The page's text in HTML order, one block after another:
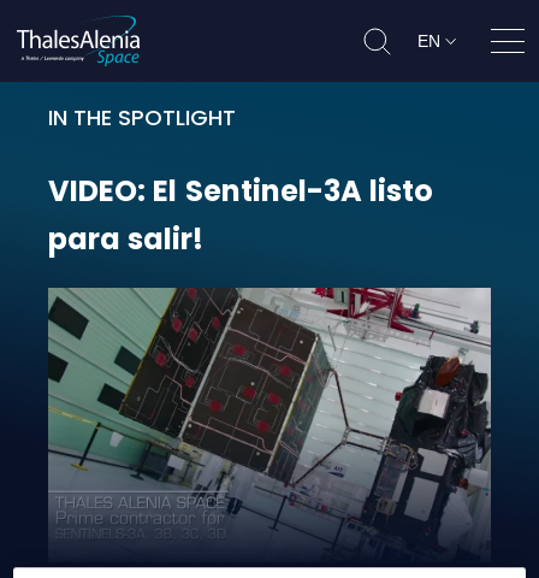
EN
IN THE SPOTLIGHT
VIDEO: El Sentinel-3A listo para
VIDEO: El Sentinel-3A listo
para salir!